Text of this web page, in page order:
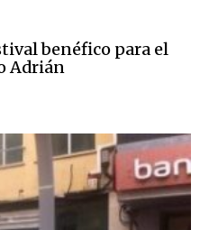
benéfico para el
Adrián